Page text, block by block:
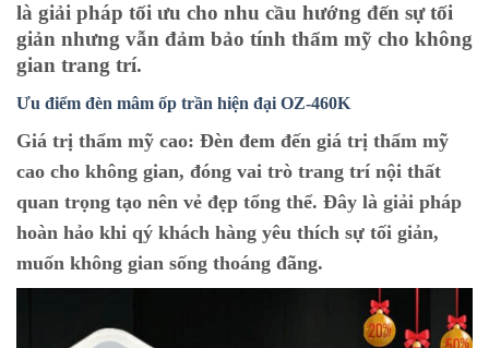
là giải pháp tối ưu cho nhu cầu hướng đến sự tối
giản nhưng vẫn đảm bảo tính thẩm mỹ cho không
gian trang trí.
Ưu điểm đèn mâm ốp trần hiện đại OZ-460K
Giá trị thẩm mỹ cao: Đèn đem đến giá trị thẩm mỹ
cao cho không gian, đóng vai trò trang trí nội thất
quan trọng tạo nên vẻ đẹp tổng thể. Đây là giải pháp
hoàn hảo khi qý khách hàng yêu thích sự tối giản,
muốn không gian sống thoáng đãng.